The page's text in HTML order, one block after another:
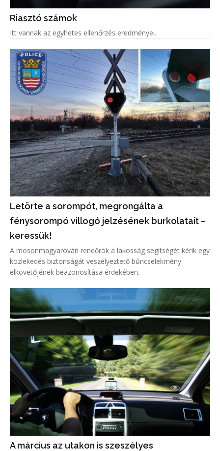
Riasztó számok
Itt vannak az egyhetes ellenőrzés eredményei.
Letörte a sorompót, megrongálta a
fénysorompó villogó jelzésének burkolatait –
keressük!
A mosonmagyaróvári rendőrök a lakosság segítségét kérik egy
közlekedés biztonságát veszélyeztető bűncselekmény
elkövetőjének beazonosítása érdekében.
A március az utakon is szeszélyes